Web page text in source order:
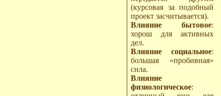
(курсовая за подобный
проект засчитывается).
Влияние бытовое:
хорош для активных
дел.
Влияние социальное:
большая «пробивная»
сила.
Влияние
физиологическое: